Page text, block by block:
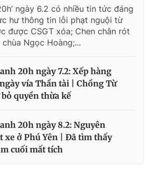
ngày 6.2 có nhiều tin tức đáng
hư thông tin lỗi phạt nguội từ
được CSGT xóa; Chen chân rót
Ngọc Hoàng;...
20h ngày 7.2: Xếp hàng
vía Thần tài | Chồng Từ
quyền thừa kế
20h ngày 8.2: Nguyên
xe ở Phú Yên | Đã tìm thấy
cuối mất tích